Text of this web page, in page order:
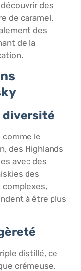
des
de caramel.
des
de la
diversité
comme le
des Highlands
avec des
des
à être plus
distillé, ce
crémeuse.